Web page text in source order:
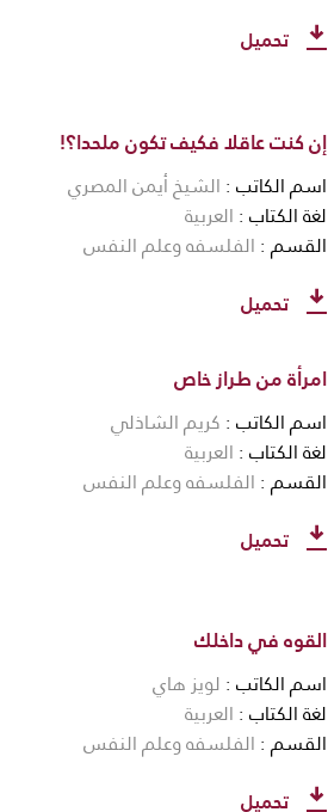
تحميل
إن كنت عاقلا فكيف تكون ملحدا؟!
اسم الكاتب الشيخ أيمن المصري
لغة الكتاب العربية
القسم الفلسفه وعلم النفس
تحميل
امرأة من طراز خاص
اسم الكاتب كريم الشاذلي
لغة الكتاب العربية
القسم الفلسفه وعلم النفس
تحميل
القوه في داخلك
اسم الكاتب لويز هاي
لغة الكتاب العربية
القسم الفلسفه وعلم النفس
تحميل